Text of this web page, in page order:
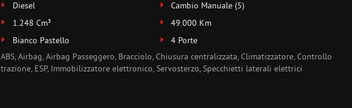
Diesel
Cambio Manuale (5)
1.248 Cm³
49.000 Km
Bianco Pastello
4 Porte
ABS, Airbag, Airbag Passeggero, Bracciolo, Chiusura centralizzata, Climatizzatore, Controllo
trazione, ESP, Immobilizzatore elettronico, Servosterzo, Specchietti laterali elettrici